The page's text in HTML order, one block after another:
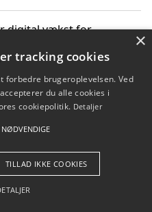
digital vækst for
for genbrug af elektronik
- Pilanto Aps
×
tracking cookies
forbedre brugeroplevelsen. Ved
du alle cookies i
cookiepolitik. Detaljer
NØDVENDIGE
TILLAD IKKE COOKIES